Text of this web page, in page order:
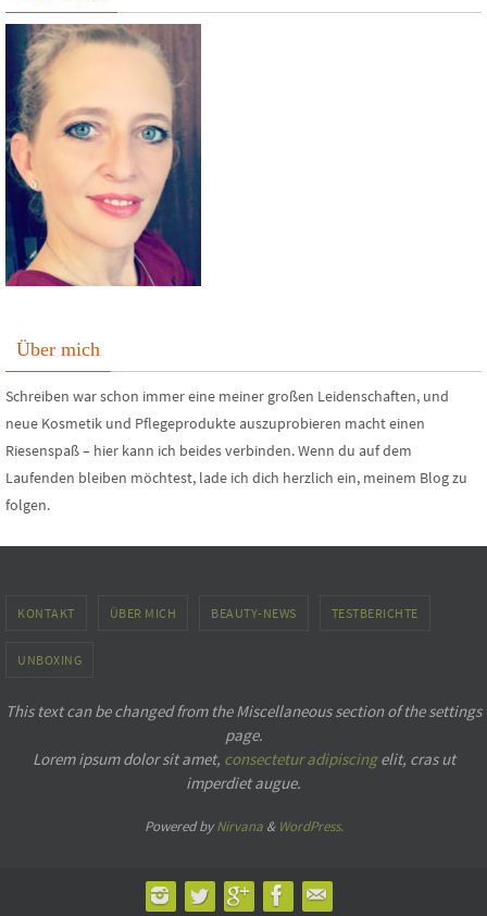
Über mich
Schreiben war schon immer eine meiner großen Leidenschaften, und
neue Kosmetik und Pflegeprodukte auszuprobieren macht einen
Riesenspaß – hier kann ich beides verbinden. Wenn du auf dem
Laufenden bleiben möchtest, lade ich dich herzlich ein, meinem Blog zu
folgen.
KONTAKT ÜBER MICH BEAUTY-NEWS TESTBERICHTE
UNBOXING
This text can be changed from the Miscellaneous section of the settings
page.
Lorem ipsumdolor sit amet, consectetur adipiscingelit, cras ut
imperdiet augue.
Powered byNirvana& WordPress.